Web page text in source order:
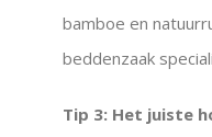
bamboe en
beddenzaak
Tip 3: Het juiste